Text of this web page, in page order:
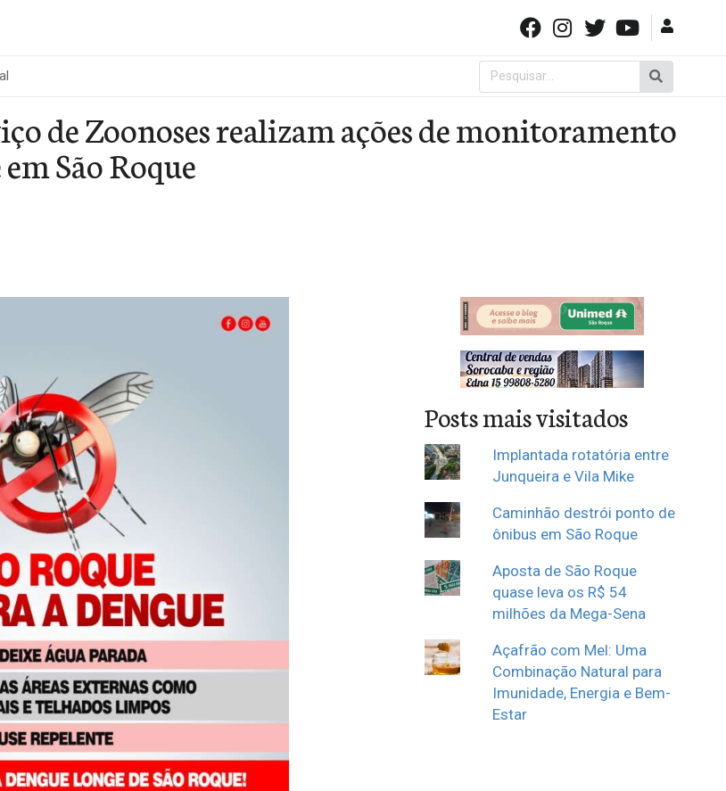
Pesquisar
por:
de Zoonoses realizam ações de monitoramento
São Roque
Posts mais visitados
Implantada rotatória entre
Junqueira e Vila Mike
Caminhão destrói ponto de
ônibus em São Roque
Aposta de São Roque
quase leva os R$ 54
milhões da Mega-Sena
Açafrão com Mel: Uma
Combinação Natural para
Imunidade, Energia e Bem-
Estar